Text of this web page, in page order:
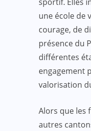
une école de
courage, de
présence du
différentes
engagement
valorisation
Alors que les
autres